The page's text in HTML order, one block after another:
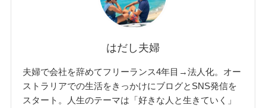
はだし夫婦
夫婦で会社を辞めてフリーランス4年目→法人化。オー
ストラリアでの生活をきっかけにブログとSNS発信を
スタート。人生のテーマは「好きな人と生きていく」